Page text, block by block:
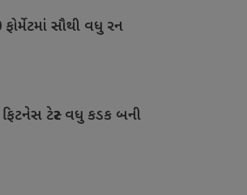
ફોર્મેટમાં સૌથી વધુ રન
ટેસ્ટ વધુ કડક બની